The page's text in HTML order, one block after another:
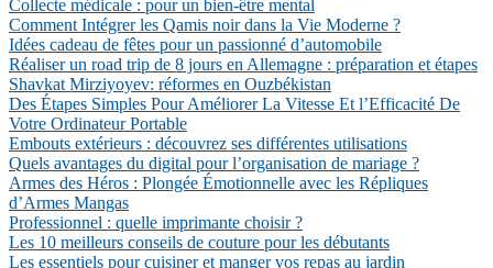
Collecte médicale : pour un bien-être mental
Comment Intégrer les Qamis noir dans la Vie Moderne ?
Idées cadeau de fêtes pour un passionné d’automobile
Réaliser un road trip de 8 jours en Allemagne : préparation et étapes
Shavkat Mirziyoyev: réformes en Ouzbékistan
Des Étapes Simples Pour Améliorer La Vitesse Et l’Efficacité De
Votre Ordinateur Portable
Embouts extérieurs : découvrez ses différentes utilisations
Quels avantages du digital pour l’organisation de mariage ?
Armes des Héros : Plongée Émotionnelle avec les Répliques
d’Armes Mangas
Professionnel : quelle imprimante choisir ?
Les 10 meilleurs conseils de couture pour les débutants
Les essentiels pour cuisiner et manger vos repas au jardin